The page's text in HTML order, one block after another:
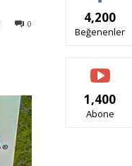
0 4,200
Beğenenler
1,400
Abone